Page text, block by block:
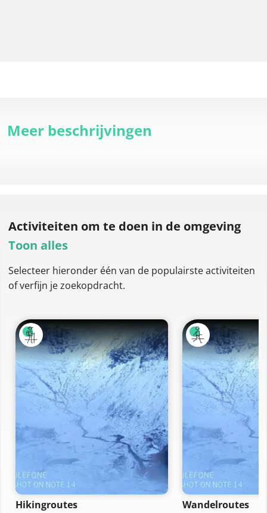
Meer beschrijvingen
Activiteiten om te doen in de omgeving
Toon alles
Selecteer hieronder één van de populairste activiteiten
of verfijn je zoekopdracht.
Hikingroutes Wandelroutes